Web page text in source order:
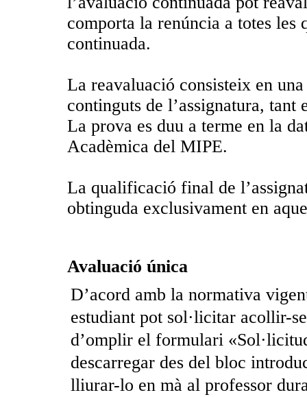
comporta la renúncia a totes les
continuada.
La reavaluació consisteix en
continguts de l’assignatura,
La prova es duu a terme en la
Acadèmica del MIPE.
La qualificació final de
obtinguda exclusivament en
Avaluació única
D’acord amb la normativa
estudiant pot sol·licitar acollir-
d’omplir el formulari
descarregar des del bloc
lliurar-lo en mà al professor